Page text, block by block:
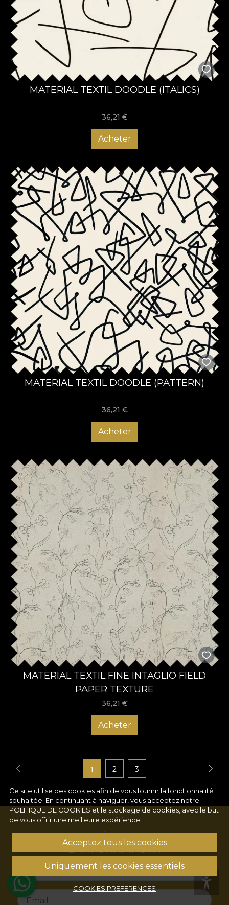
MATERIAL TEXTIL DOODLE (ITALICS)
36,21 €
Acheter
MATERIAL TEXTIL DOODLE (PATTERN)
36,21 €
Acheter
MATERIAL TEXTIL FINE INTAGLIO FIELD
PAPER TEXTURE
36,21 €
Acheter
1 2 3
Ce site utilise des cookies afin de vous fournir la fonctionnalité
souhaitée. En continuant à naviguer, vous acceptez notre
POLITIQUE DE COOKIES et le stockage de cookies, avec le but
de vous offrir une meilleure expérience.
Acceptez tous les cookies
Uniquement les cookies essentiels
COOKIES PREFERENCES
S'ABONNER À NOTRE LETTRE
D'INFORMATION !
Name
Email